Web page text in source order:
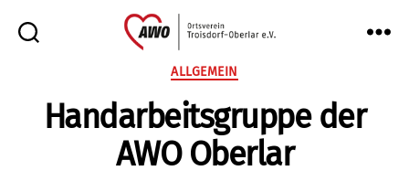
AWO
e.V.
Kategorien
ALLGEMEIN
Handarbeitsgruppe der
AWO Oberlar